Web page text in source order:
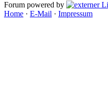
Forum powered by
Home · E-Mail · Impressum